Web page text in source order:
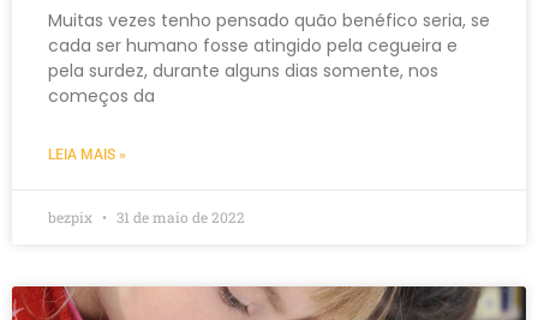
Muitas vezes tenho pensado quão benéfico seria, se
cada ser humano fosse atingido pela cegueira e
pela surdez, durante alguns dias somente, nos
começos da
LEIA MAIS »
bezpix 31 de maio de 2022